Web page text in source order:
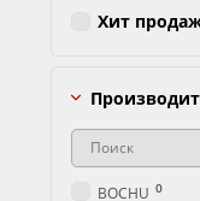
Хит
BOCHU 0